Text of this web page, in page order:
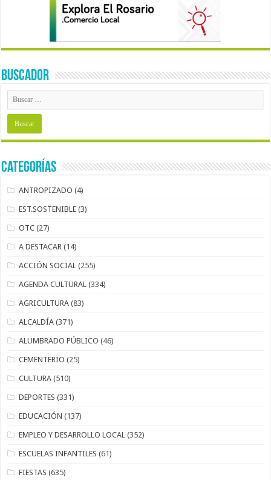
BUSCADOR
Categorías
ANTROPIZADO (4)
EST.SOSTENIBLE (3)
OTC (27)
A DESTACAR (14)
ACCIÓN SOCIAL (255)
AGENDA CULTURAL (334)
AGRICULTURA (83)
ALCALDÍA (371)
ALUMBRADO PÚBLICO (46)
CEMENTERIO (25)
CULTURA (510)
DEPORTES (331)
EDUCACIÓN (137)
EMPLEO Y DESARROLLO LOCAL (352)
ESCUELAS INFANTILES (61)
FIESTAS (635)